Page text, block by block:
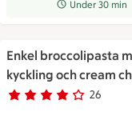
Receptet tar
Under 30 min
Enkel broccolipasta
kyckling och cream
Betyg 4 av 5.
26
26 personer har röstat